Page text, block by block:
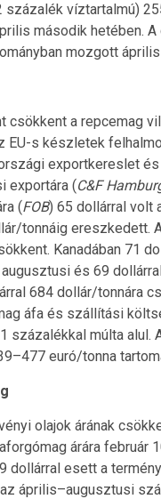
víztartalmú)
második hetében. A
mozgott
csökkent a repcemag
EU-s készletek
exportkereslet
exportára (C&F
(FOB) 65 dollárral volt
tonnáig ereszkedett.
Kanadában 71
és 69
684 dollár/tonnára
áfa és szállítási
százalékkal múlta alul.
euró/tonna
olajok árának
árára február
dollárral esett a
április–augusztusi